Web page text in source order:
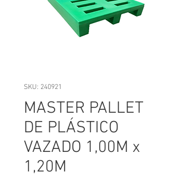
SKU: 240921
MASTER PALLET
DE PLÁSTICO
VAZADO 1,00M x
1,20M